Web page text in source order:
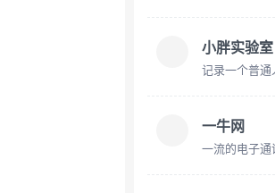
小胖实验室
一牛网
一流的电子